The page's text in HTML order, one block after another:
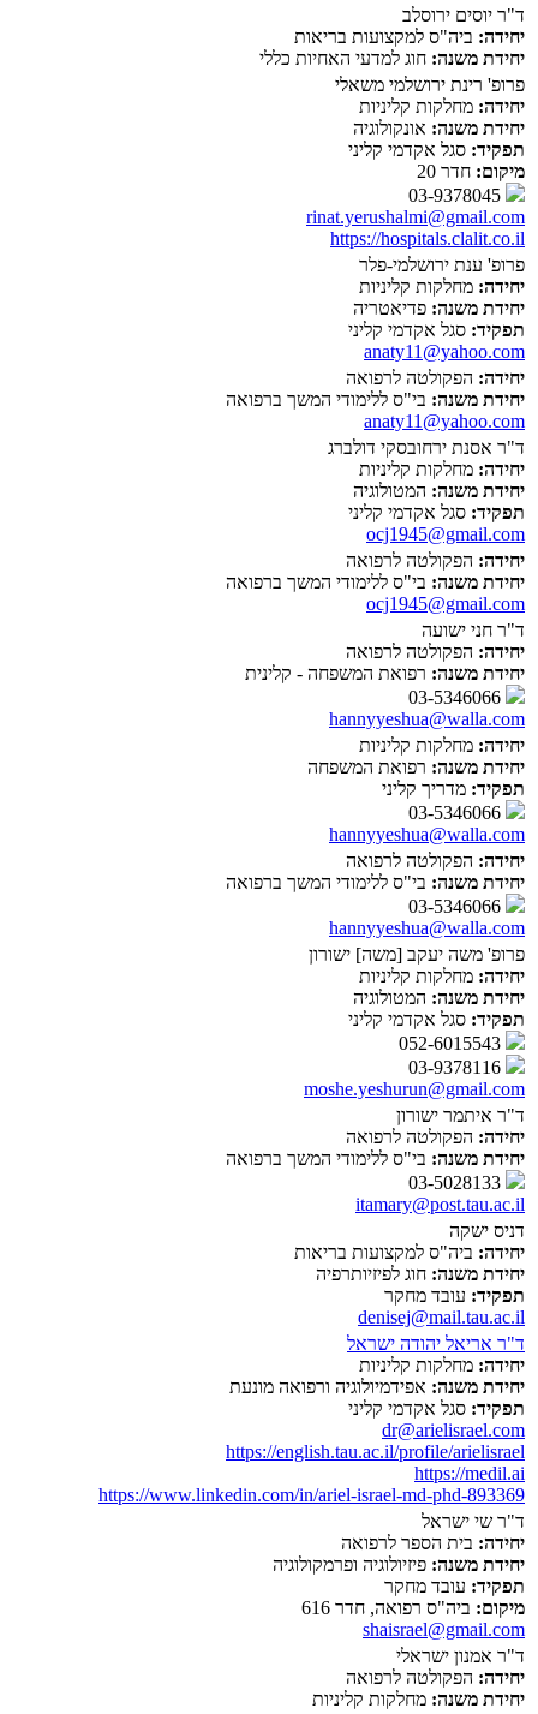
ד"ר יוסים ירוסלב
יחידה: ביה"ס למקצועות בריאות
יחידת משנה: חוג למדעי האחיות כללי
פרופ' רינת ירושלמי משאלי
יחידה: מחלקות קליניות
יחידת משנה: אונקולוגיה
תפקיד: סגל אקדמי קליני
מיקום: חדר 20
rinat.yerushalmi@gmail.com
https://hospitals.clalit.co.il
פרופ' ענת ירושלמי-פלר
יחידה: מחלקות קליניות
יחידת משנה: פדיאטריה
תפקיד: סגל אקדמי קליני
anaty11@yahoo.com
יחידה: הפקולטה לרפואה
יחידת משנה: בי"ס ללימודי המשך ברפואה
anaty11@yahoo.com
ד"ר אסנת ירחובסקי דולברג
יחידה: מחלקות קליניות
יחידת משנה: המטולוגיה
תפקיד: סגל אקדמי קליני
ocj1945@gmail.com
יחידה: הפקולטה לרפואה
יחידת משנה: בי"ס ללימודי המשך ברפואה
ocj1945@gmail.com
ד"ר חני ישועה
יחידה: הפקולטה לרפואה
יחידת משנה: רפואת המשפחה - קלינית
hannyyeshua@walla.com
יחידה: מחלקות קליניות
יחידת משנה: רפואת המשפחה
תפקיד: מדריך קליני
hannyyeshua@walla.com
יחידה: הפקולטה לרפואה
יחידת משנה: בי"ס ללימודי המשך ברפואה
hannyyeshua@walla.com
פרופ' משה יעקב [משה] ישורון
יחידה: מחלקות קליניות
יחידת משנה: המטולוגיה
תפקיד: סגל אקדמי קליני
moshe.yeshurun@gmail.com
ד"ר איתמר ישורון
יחידה: הפקולטה לרפואה
יחידת משנה: בי"ס ללימודי המשך ברפואה
itamary@post.tau.ac.il
דניס ישקה
יחידה: ביה"ס למקצועות בריאות
יחידת משנה: חוג לפיזיותרפיה
תפקיד: עובד מחקר
denisej@mail.tau.ac.il
ד"ר אריאל יהודה ישראל
יחידה: מחלקות קליניות
יחידת משנה: אפידמיולוגיה ורפואה מונעת
תפקיד: סגל אקדמי קליני
dr@arielisrael.com
https://english.tau.ac.il/profile/arielisrael
https://medil.ai
https://www.linkedin.com/in/ariel-israel-md-phd-893369
ד"ר שי ישראל
יחידה: בית הספר לרפואה
יחידת משנה: פיזיולוגיה ופרמקולוגיה
תפקיד: עובד מחקר
מיקום: ביה"ס רפואה, חדר 616
shaisrael@gmail.com
ד"ר אמנון ישראלי
יחידה: הפקולטה לרפואה
יחידת משנה: מחלקות קליניות